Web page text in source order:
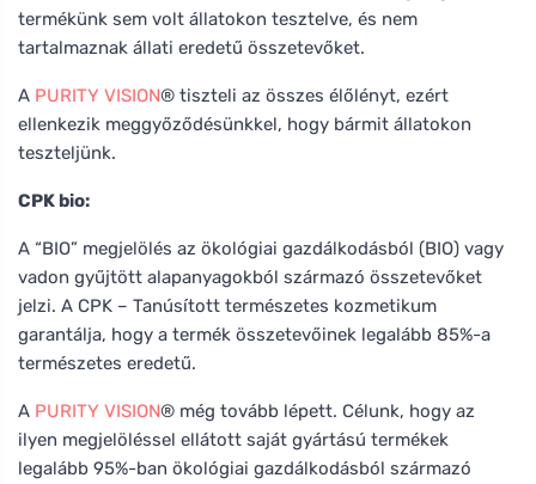
termékünk sem volt állatokon tesztelve, és nem
tartalmaznak állati eredetű összetevőket.
A PURITY VISION® tiszteli az összes élőlényt, ezért
ellenkezik meggyőződésünkkel, hogy bármit állatokon
teszteljünk.
CPK bio:
A “BIO” megjelölés az ökológiai gazdálkodásból (BIO) vagy
vadon gyűjtött alapanyagokból származó összetevőket
jelzi. A CPK – Tanúsított természetes kozmetikum
garantálja, hogy a termék összetevőinek legalább 85%-a
természetes eredetű.
A PURITY VISION® még tovább lépett. Célunk, hogy az
ilyen megjelöléssel ellátott saját gyártású termékek
legalább 95%-ban ökológiai gazdálkodásból származó